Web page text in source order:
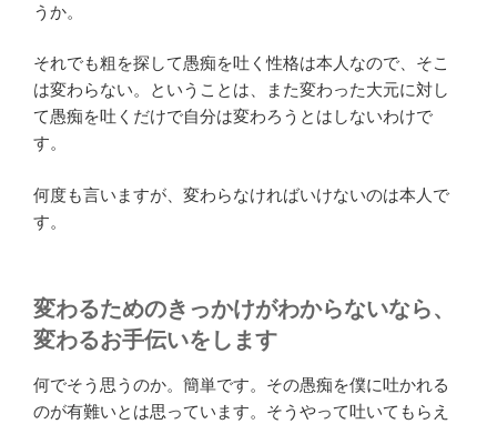
うか。
それでも粗を探して愚痴を吐く性格は本人なので、そこ
は変わらない。ということは、また変わった大元に対し
て愚痴を吐くだけで自分は変わろうとはしないわけで
す。
何度も言いますが、変わらなければいけないのは本人で
す。
変わるためのきっかけがわからないなら、
変わるお手伝いをします
何でそう思うのか。簡単です。その愚痴を僕に吐かれる
のが有難いとは思っています。そうやって吐いてもらえ